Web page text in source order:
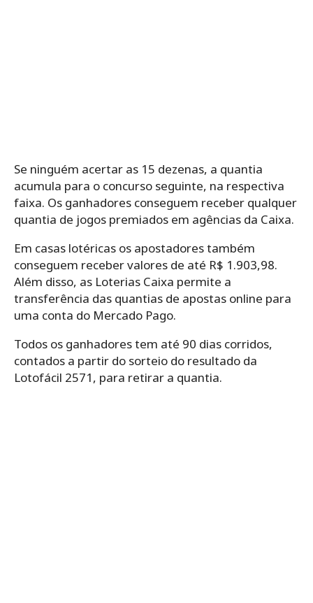
Se ninguém acertar as 15 dezenas, a quantia
acumula para o concurso seguinte, na respectiva
faixa. Os ganhadores conseguem receber qualquer
quantia de jogos premiados em agências da Caixa.
Em casas lotéricas os apostadores também
conseguem receber valores de até R$ 1.903,98.
Além disso, as Loterias Caixa permite a
transferência das quantias de apostas online para
uma conta do Mercado Pago.
Todos os ganhadores tem até 90 dias corridos,
contados a partir do sorteio do resultado da
Lotofácil 2571, para retirar a quantia.